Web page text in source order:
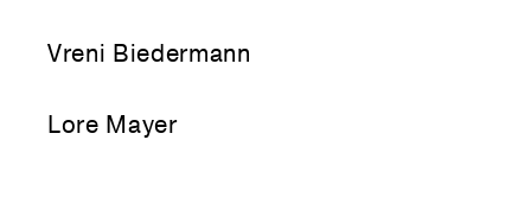
Vreni Biedermann
Lore Mayer